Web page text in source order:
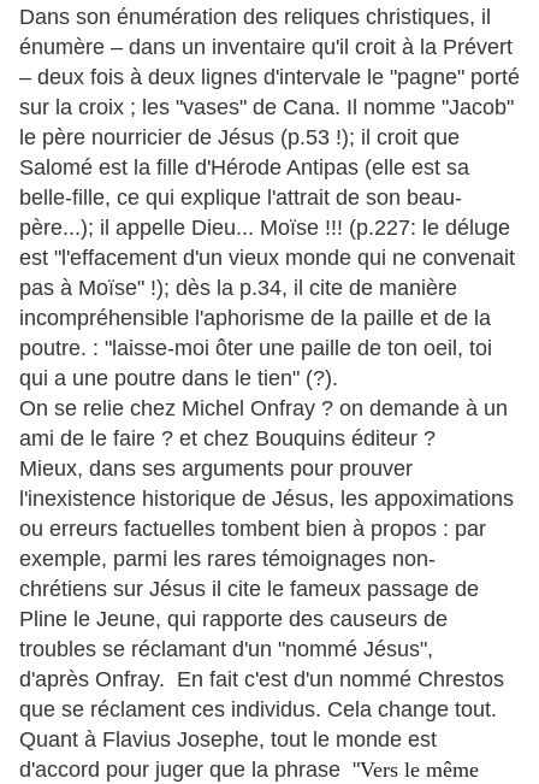
Dans son énumération des reliques christiques, il
énumère – dans un inventaire qu'il croit à la Prévert
– deux fois à deux lignes d'intervale le "pagne" porté
sur la croix ; les "vases" de Cana. Il nomme "Jacob"
le père nourricier de Jésus (p.53 !); il croit que
Salomé est la fille d'Hérode Antipas (elle est sa
belle-fille, ce qui explique l'attrait de son beau-
père...); il appelle Dieu... Moïse !!! (p.227: le déluge
est "l'effacement d'un vieux monde qui ne convenait
pas à Moïse" !); dès la p.34, il cite de manière
incompréhensible l'aphorisme de la paille et de la
poutre. : "laisse-moi ôter une paille de ton oeil, toi
qui a une poutre dans le tien" (?).
On se relie chez Michel Onfray ? on demande à un
ami de le faire ? et chez Bouquins éditeur ?
Mieux, dans ses arguments pour prouver
l'inexistence historique de Jésus, les appoximations
ou erreurs factuelles tombent bien à propos : par
exemple, parmi les rares témoignages non-
chrétiens sur Jésus il cite le fameux passage de
Pline le Jeune, qui rapporte des causeurs de
troubles se réclamant d'un "nommé Jésus",
d'après Onfray. En fait c'est d'un nommé Chrestos
que se réclament ces individus. Cela change tout.
Quant à Flavius Josephe, tout le monde est
d'accord pour juger que la phrase "Vers le même